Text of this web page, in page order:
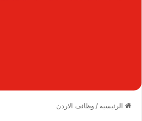
الرئيسية / وظائف الاردن